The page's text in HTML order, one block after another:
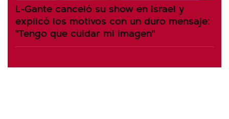
L-Gante canceló su show en Israel y
explicó los motivos con un duro mensaje:
"Tengo que cuidar mi imagen"